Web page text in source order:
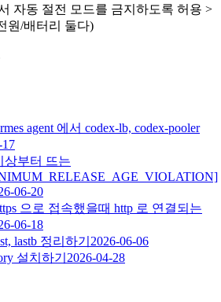
자동 절전 모드를 금지하도록 허용 >
원/배터리 둘다)
agent 에서 codex-lb, codex-pooler
17
상부터 뜨는
06-20
으로 접속했을때 http 로 연결되는
06-18
lastb 정리하기 2026-06-06
설치하기 2026-04-28